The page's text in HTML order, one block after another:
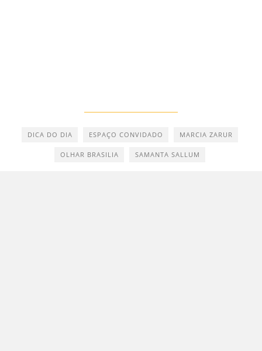
DICA DO DIA ESPAÇO CONVIDADO MARCIA ZARUR
OLHAR BRASILIA SAMANTA SALLUM